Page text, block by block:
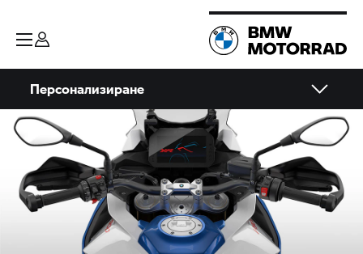
Персонализиране